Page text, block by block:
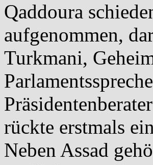
Qaddoura
aufgenommen,
Turkmani,
rückte erstmals
Neben Assad